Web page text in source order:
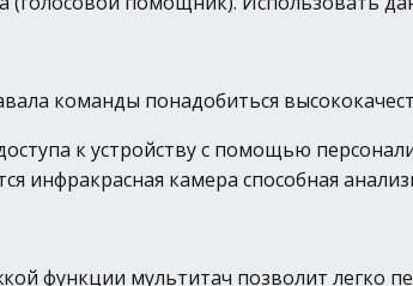
команды понадобиться
к устройству с помощью
инфракрасная камера способная
функции мультитач позволит легко